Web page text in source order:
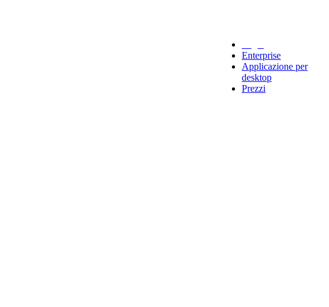
Enterprise
Applicazione per
desktop
Prezzi